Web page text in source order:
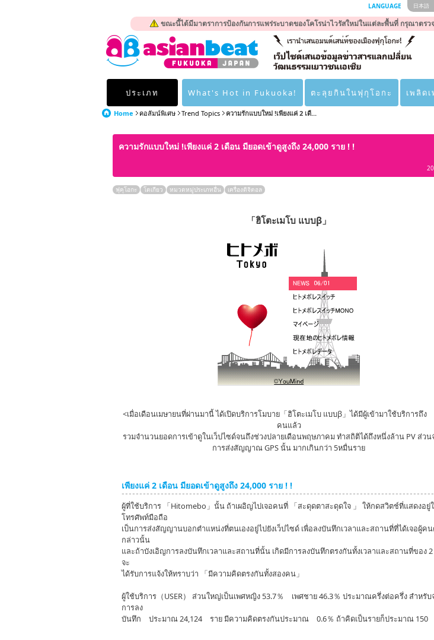
ขณะนี้ได้มีมาตราการป้องกันการแพร่ระบาดของโคโรน่าไวรัสใหม่ในแต่ละพื้นที่ กรุณาตร
LANGUAGE 日本語
ประเภท What's Hot in Fukuoka! ตะลุยกินในฟุกุโอกะ เพลิด
Home คอลัมน์พิเศษ Trend Topics ความรักแบบใหม่ !เพียงแค่ 2 เดื...
ความรักแบบใหม่ !เพียงแค่ 2 เดือน มียอดเข้าดูสูงถึง 24,000 ราย ! !
ฟุคุโอกะ โตเกียว หมวดหมู่ประเภทอื่น เครื่องดิจิตอล
「ฮิโตะเมโบ แบบβ」
<เมื่อเดือนเมษายนที่ผ่านมานี้ ได้เปิดบริการโมบาย「ฮิโตะเมโบ แบบβ」ได้มีผู้เข้ามาใช้บริการถึ
คนแล้ว
รวมจำนวนยอดการเข้าดูในเว็ปไซด์จนถึงช่วงปลายเดือนพฤษภาคม ทำสถิติได้ถึงหนึ่งล้าน PV ส่ว
การส่งสัญญาณ GPS นั้น มากเกินกว่า 5หมื่นราย
เพียงแค่ 2 เดือน มียอดเข้าดูสูงถึง 24,000 ราย ! !
ผู้ที่ใช้บริการ 「Hitomebo」นั้น ถ้าเผอิญไปเจอคนที่ 「สะดุดตาสะดุดใจ 」 ให้กดสวิตช์ที่แสดงอยู่
โทรศัพท์มือถือ
เป็นการส่งสัญญานบอกตำแหน่งที่ตนเองอยู่ไปยังเว็ปไซด์ เพื่อลงบันทึกเวลาและสถานที่ที่ได้เจอผู้ค
กล่าวนั้น
และถ้าบังเอิญการลงบันทึกเวลาและสถานที่นั้น เกิดมีการลงบันทึกตรงกันทั้งเวลาและสถานที่ของ 2
จะ
ได้รับการแจ้งให้ทราบว่า 「มีความคิดตรงกันทั้งสองคน」
ผู้ใช้บริการ（USER） ส่วนใหญ่เป็นเพศหญิง 53.7％ เพศชาย 46.3％ ประมาณครึ่งต่อครึ่ง สำหรั
การลง
บันทึก ประมาณ 24,124 ราย มีความคิดตรงกันประมาณ 0.6％ ถ้าคิดเป็นรายก็ประมาณ 150